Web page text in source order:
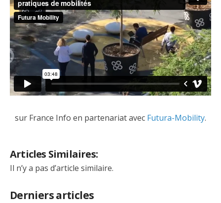
sur France Info en partenariat avec Futura-Mobility.
Articles Similaires:
Il n’y a pas d’article similaire.
Derniers articles